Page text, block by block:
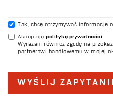
Tak, chcę otrzymywać informacje
Akceptuję politykę prywatności!
Wyrażam również zgodę na
partnerowi handlowemu w mojej
WYŚLIJ